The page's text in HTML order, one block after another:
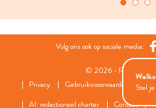
Volg ons ook op sociale media:
© 2026 - Roularta
Privacy
Gebruiksvoorwaarden
AI: redactioneel charter
Contact
Stel je